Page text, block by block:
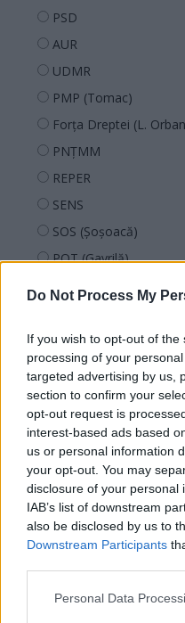
Do Not Process My
If you wish to opt-out of
processing of your
targeted advertising by us,
section to confirm your
opt-out request is
interest-based ads based
us or personal information
your opt-out. You may
disclosure of your personal
IAB’s list of downstream
also be disclosed by us to
Downstream Participants
Personal Data
PSD
AUR
UDMR
PMP (Tomac)
Forța Dreptei (L.
PNȚMM
REPER
SENS
SOS (Șoșoacă)
POT (Gavrilă)
PDF (Lazarus)
PUSL (D. Voiculescu)
PNȚCD (Pavelescu)
PNCR (Terheș)
Partidul Patrioților
FAR (Coarnă)
România pe Primul
Altul